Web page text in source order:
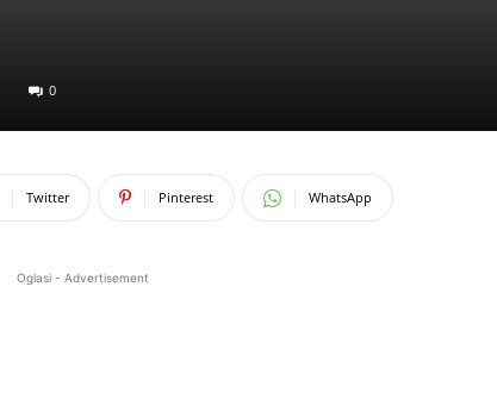
0
Twitter Pinterest WhatsApp
Oglasi - Advertisement